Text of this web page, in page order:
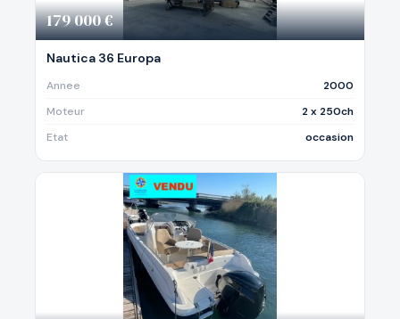
179 000 €
Nautica 36 Europa
Annee
2000
Moteur
2 x 250ch
Etat
occasion